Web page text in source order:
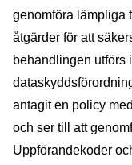
genomföra lämpliga
åtgärder för att
behandlingen utförs
antagit en policy
och ser till att
Uppförandekoder